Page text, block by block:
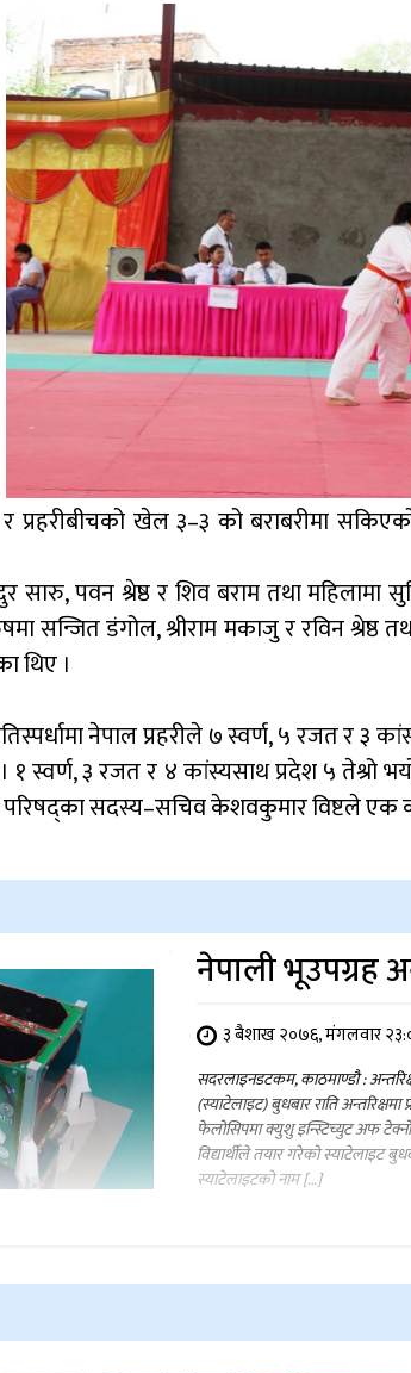
प्रहरीबीचको खेल ३–३ को बराबरीमा
पवन श्रेष्ठ र शिव बराम तथा महिलामा
सन्जित डंगोल, श्रीराम मकाजु र रविन श्रेष्ठ
थिए ।
नेपाल प्रहरीले ७ स्वर्ण, ५ रजत र ३
स्वर्ण, ३ रजत र ४ कांस्यसाथ प्रदेश ५ तेश्रो
परिषद्का सदस्य–सचिव केशवकुमार विष्टले एक
नेपाली भूउपग्रह
३ बैशाख २०७६, मंगलवार
सदरलाइनडटकम, काठमाण्डौ :
(स्याटेलाइट) बुधबार राति
फेलोसिपमा क्युशु इन्स्टिच्युट अफ
विद्यार्थीले तयार गरेको स्याटेलाइट
स्याटेलाइटको नाम […]